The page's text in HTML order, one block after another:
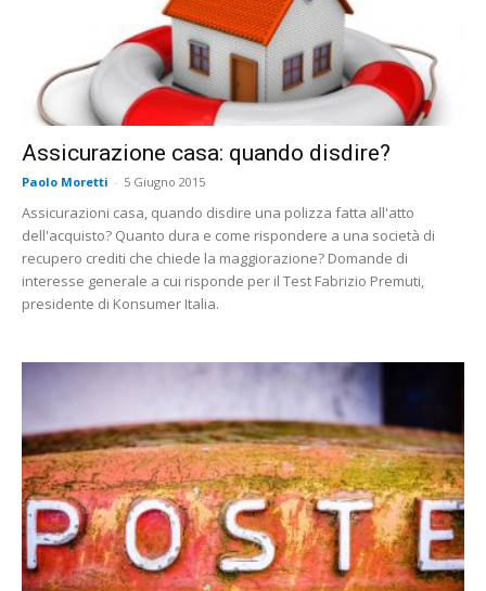
Assicurazione casa: quando disdire?
Paolo Moretti - 5 Giugno 2015
Assicurazioni casa, quando disdire una polizza fatta all'atto
dell'acquisto? Quanto dura e come rispondere a una società di
recupero crediti che chiede la maggiorazione? Domande di
interesse generale a cui risponde per il Test Fabrizio Premuti,
presidente di Konsumer Italia.